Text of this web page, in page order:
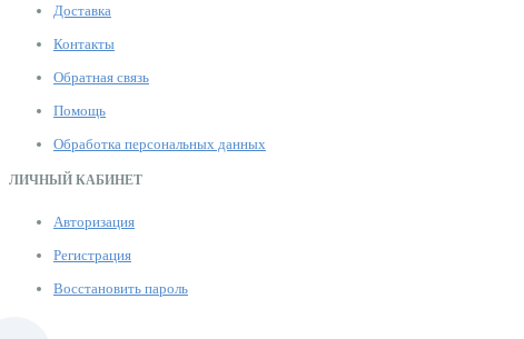
Доставка
Контакты
Обратная связь
Помощь
Обработка персональных данных
ЛИЧНЫЙ КАБИНЕТ
Авторизация
Регистрация
Восстановить пароль